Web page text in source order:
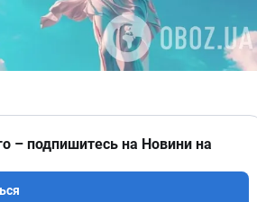
– подпишитесь на Новини на